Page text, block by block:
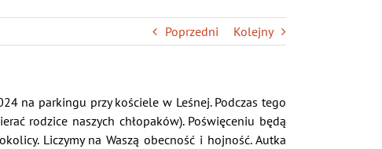
Poprzedni Kolejny
na parkingu przy kościele w Leśnej. Podczas tego
rodzice naszych chłopaków). Poświęceniu będą
Liczymy na Waszą obecność i hojność. Autka